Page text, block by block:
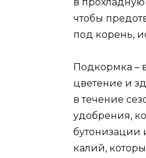
чтобы
под корень,
Подкормка –
цветение и
в течение
удобрения,
бутонизации
калий,